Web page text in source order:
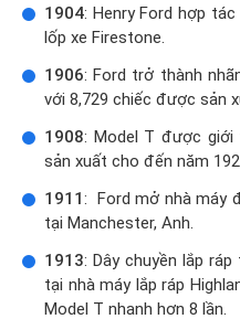
1904: Henry Ford hợp
lốp xe Firestone.
1906: Ford trở thành
với 8,729 chiếc được sản
1908: Model T được
sản xuất cho đến năm
1911 : Ford mở nhà máy
tại Manchester, Anh.
1913: Dây chuyền lắp
tại nhà máy lắp ráp
Model T nhanh hơn 8 lần.